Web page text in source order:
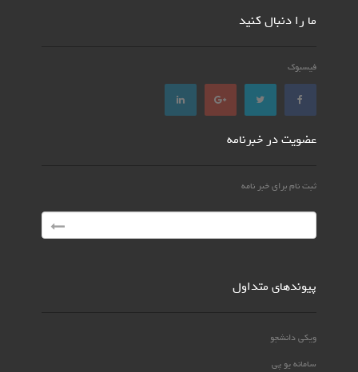
ما را دنبال کنید
فیسبوک
عضویت در خبرنامه
ثبت نام برای خبر نامه
پیوندهای متداول
ویکی دانشجو
سامانه یو پی